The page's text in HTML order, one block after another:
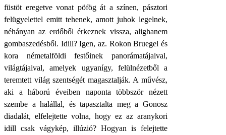
füstöt eregetve vonat pöfög át a színen, pásztori
felügyelettel emitt tehenek, amott juhok legelnek,
néhányan az erdőből érkeznek vissza, alighanem
gombaszedésből. Idill? Igen, az. Rokon Bruegel és
kora németalföldi festőinek panorámatájaival,
világtájaival, amelyek ugyanígy, felülnézetből a
teremtett világ szentségét magasztalják. A művész,
aki a háború éveiben naponta többször nézett
szembe a halállal, és tapasztalta meg a Gonosz
diadalát, elfelejtette volna, hogy ez az aranykori
idill csak vágykép, illúzió? Hogyan is felejtette